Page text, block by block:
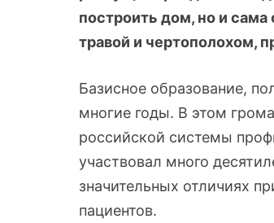
построить дом, но и сама
травой и чертополохом,
Базисное образование,
многие годы. В этом
российской системы
участвовал много
значительных отличиях
пациентов.